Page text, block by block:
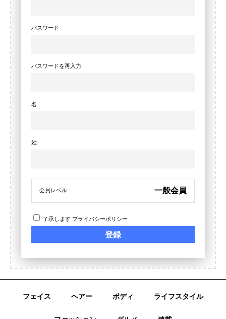
パスワード
パスワードを再入力
名
姓
会員レベル 一般会員
了承します プライバシーポリシー
フェイス ヘアー ボディ ライフスタイル